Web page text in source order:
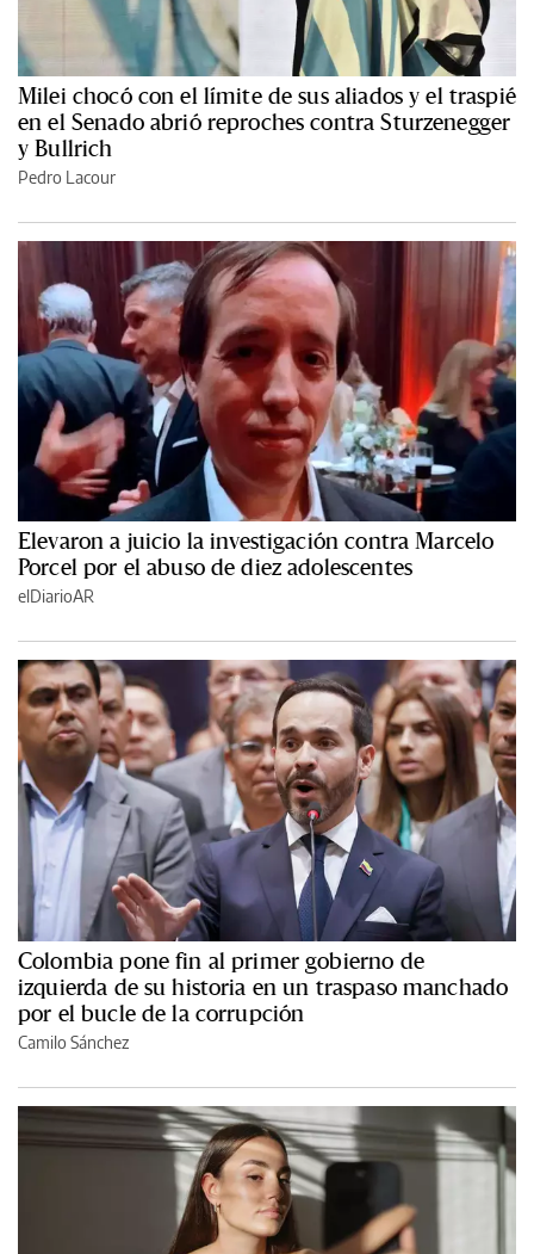
Milei chocó con el límite de sus aliados y el traspié
en el Senado abrió reproches contra Sturzenegger
y Bullrich
Pedro Lacour
Elevaron a juicio la investigación contra Marcelo
Porcel por el abuso de diez adolescentes
elDiarioAR
Colombia pone fin al primer gobierno de
izquierda de su historia en un traspaso manchado
por el bucle de la corrupción
Camilo Sánchez